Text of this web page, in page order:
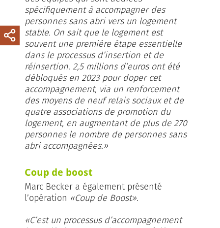
spécifiquement à accompagner des
personnes sans abri vers un logement
stable. On sait que le logement est
souvent une première étape essentielle
dans le processus d’insertion et de
réinsertion. 2,5 millions d’euros ont été
débloqués en 2023 pour doper cet
accompagnement, via un renforcement
des moyens de neuf relais sociaux et de
quatre associations de promotion du
logement, en augmentant de plus de 270
personnes le nombre de personnes sans
abri accompagnées.»
Coup de boost
Marc Becker a également présenté
l’opération «Coup de Boost».
«C’est un processus d’accompagnement